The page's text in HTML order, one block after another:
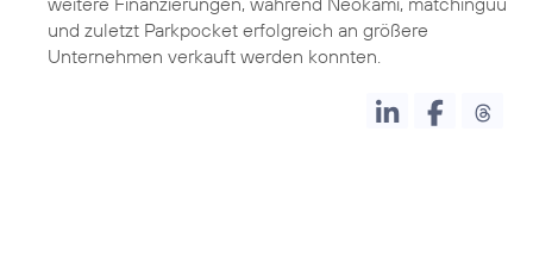
und zuletzt Parkpocket erfolgreich an größere
Unternehmen verkauft werden konnten.